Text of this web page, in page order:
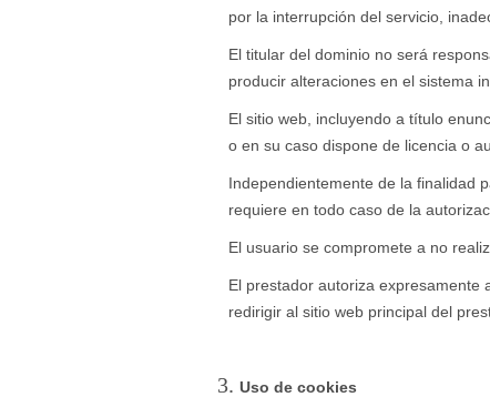
por la interrupción del servicio,
El titular del dominio no será
producir alteraciones en el sistema
El sitio web, incluyendo a título
o en su caso dispone de licencia o
Independientemente de la finalidad
requiere en todo caso de la
El usuario se compromete a no
El prestador autoriza expresamente
redirigir al sitio web principal del
Uso de cookies